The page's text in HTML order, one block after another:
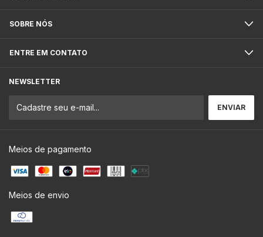
SOBRE NÓS
ENTRE EM CONTATO
NEWSLETTER
Meios de pagamento
Meios de envio